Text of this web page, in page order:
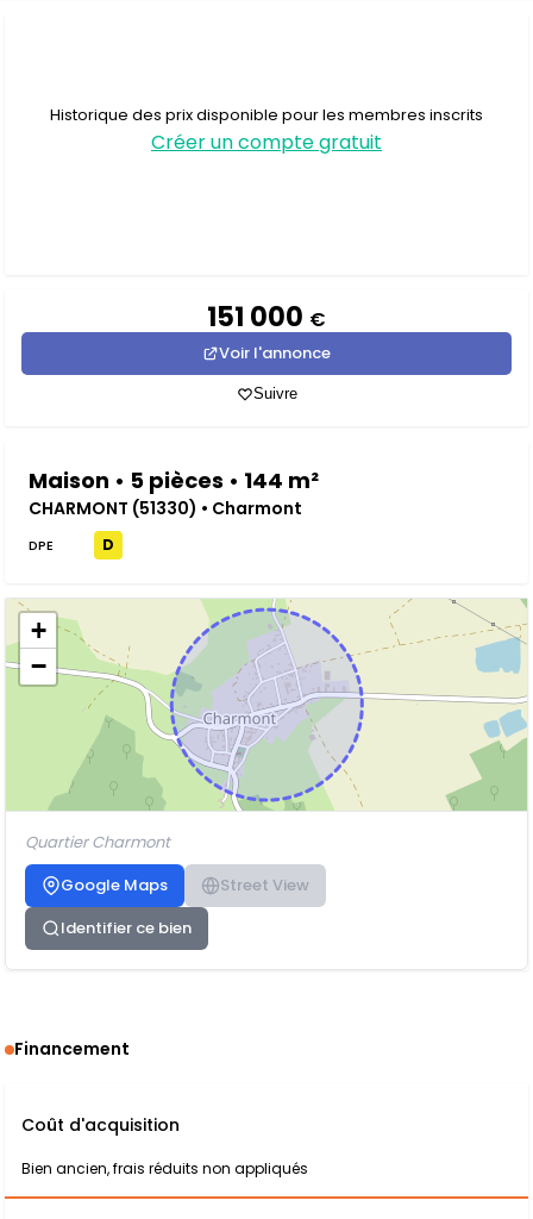
Historique des prix disponible pour les membres inscrits
Créer un compte gratuit
151 000 €
Voir l'annonce
Suivre
Maison • 5 pièces • 144 m²
CHARMONT (51330) • Charmont
DPE D
+
−
Quartier Charmont
Google Maps
Street View
Identifier ce bien
Financement
Coût d'acquisition
Bien ancien, frais réduits non appliqués